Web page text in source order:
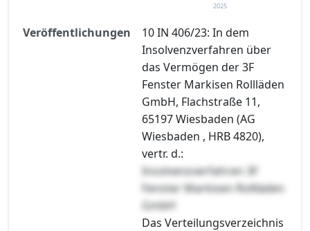
2025
Veröffentlichungen
10 IN 406/23: In dem
Insolvenzverfahren über
das Vermögen der 3F
Fenster Markisen Rollläden
GmbH, Flachstraße 11,
65197 Wiesbaden (AG
Wiesbaden , HRB 4820),
vertr. d.:
Insolvenzverfahren 3F
Fenster Markisen Rollläden
GmbH
Das Verteilungsverzeichnis